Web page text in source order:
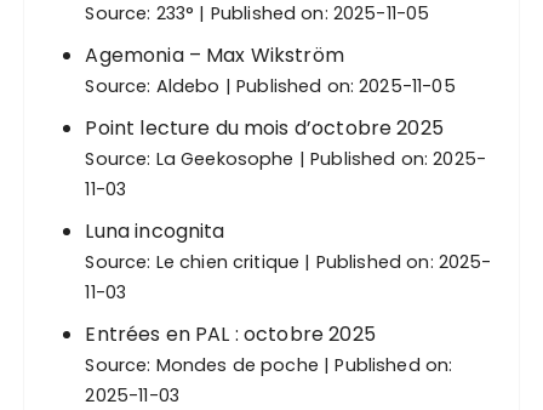
Source: 233° Published on: 2025-11-05
Agemonia – Max Wikström
Source: Aldebo Published on: 2025-11-05
Point lecture du mois d’octobre 2025
Source: La Geekosophe
Published on: 2025-
11-03
Luna incognita
Source: Le chien critique
Published on: 2025-
11-03
Entrées en PAL : octobre 2025
Source: Mondes de poche
Published on:
2025-11-03